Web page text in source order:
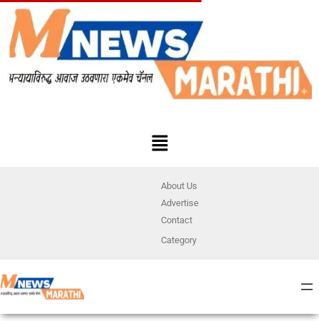
About Us
Advertise
Contact
Category